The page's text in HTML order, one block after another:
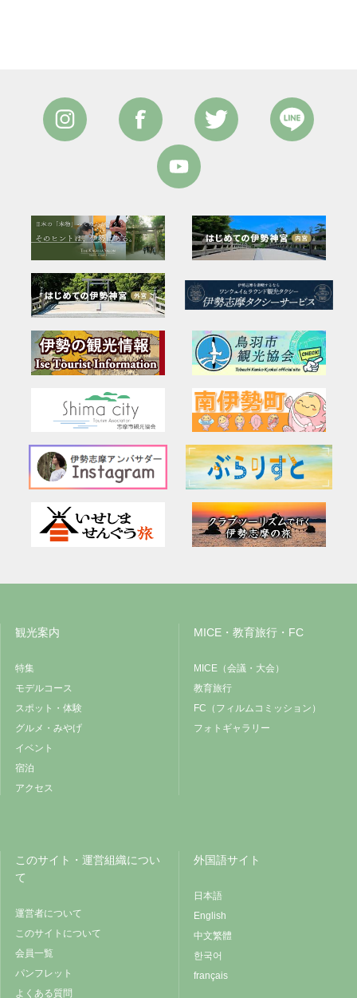
観光案内
特集
モデルコース
スポット・体験
グルメ・みやげ
イベント
宿泊
アクセス
MICE・教育旅行・FC
MICE（会議・大会）
教育旅行
FC（フィルムコミッション）
フォトギャラリー
このサイト・運営組織につい
て
運営者について
このサイトについて
会員一覧
パンフレット
よくある質問
外国語サイト
日本語
English
中文繁體
한국어
français